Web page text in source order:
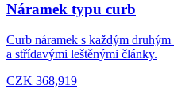
Náramek typu curb
Curb náramek s každým
a střídavými leštěnými články.
CZK 368,919